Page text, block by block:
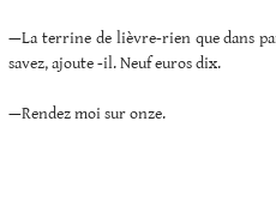
—La terrine de lièvre-rien que dans
savez, ajoute -il. Neuf euros dix.
—Rendez moi sur onze.